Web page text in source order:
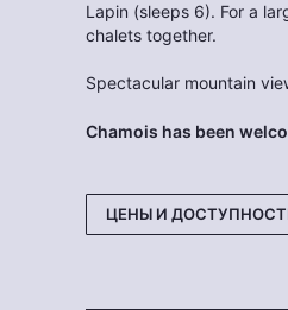
Lapin (sleeps 6). For a
chalets together.
Spectacular mountain
Chamois has been
ЦЕНЫ И